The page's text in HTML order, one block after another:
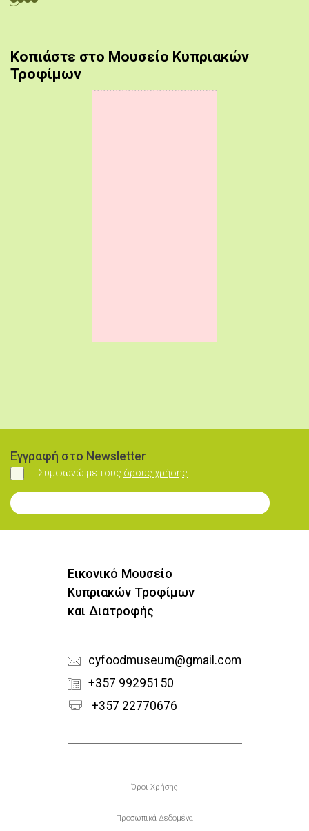
Κοπιάστε στο Μουσείο Κυπριακών
Τροφίμων
Εγγραφή στο Newsletter
Συμφωνώ
Συμφωνώ με τους όρους χρήσης
Εγγραφή στο Newsletter
Εικονικό Μουσείο
Κυπριακών Τροφίμων
και Διατροφής
cyfoodmuseum@gmail.com
+357 99295150
+357 22770676
Υποσέλιδο
Όροι Χρήσης
Προσωπικά Δεδομένα